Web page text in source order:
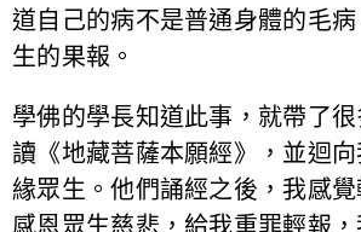
道自己的病不是普通身體的毛
生的果報。
學佛的學長知道此事，就帶了
讀《地藏菩薩本願經》，並迴
緣眾生。他們誦經之後，我感
感恩眾生慈悲，給我重罪輕報